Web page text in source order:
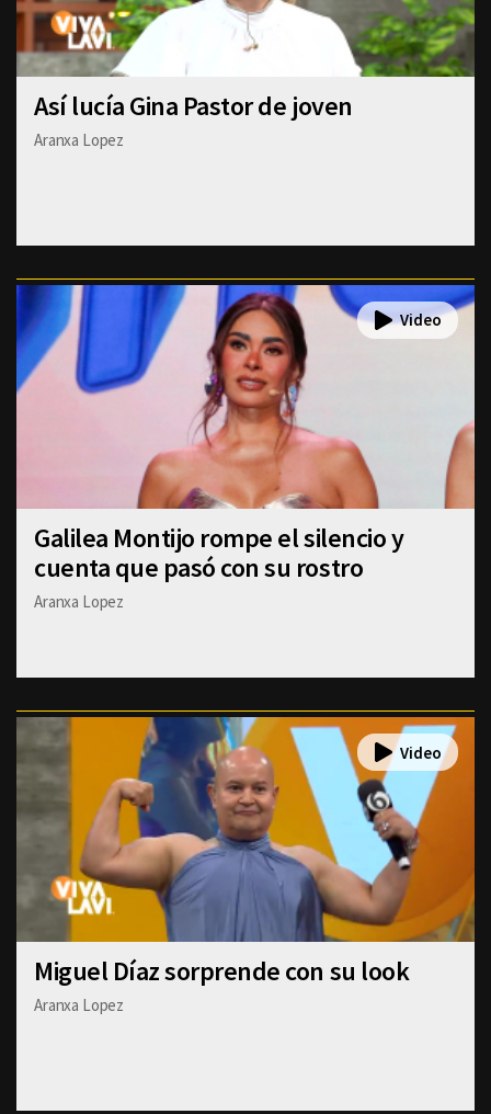
Así lucía Gina Pastor de joven
Aranxa Lopez
Galilea Montijo rompe el silencio y
cuenta que pasó con su rostro
Aranxa Lopez
Miguel Díaz sorprende con su look
Aranxa Lopez